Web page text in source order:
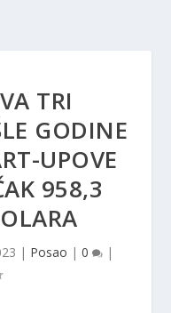
TRI
GODINE
UPOVE
958,3
| Posao | 0 |